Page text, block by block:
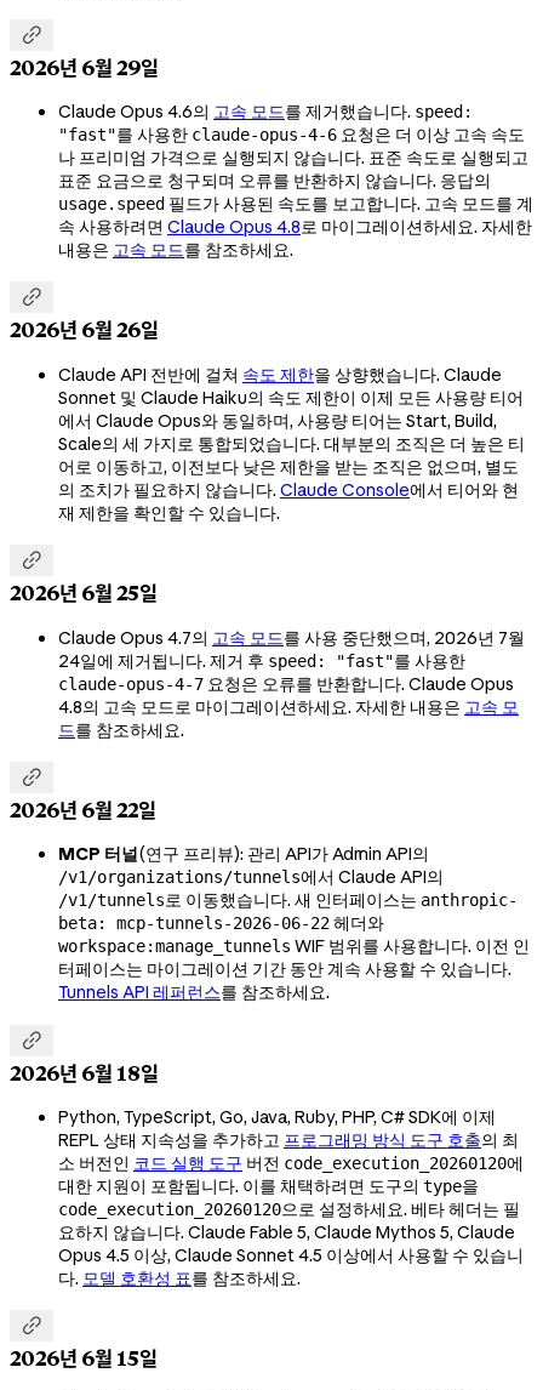

2026년 6월 29일
Claude Opus 4.6의 고속 모드를 제거했습니다. speed:
"fast"를 사용한 claude-opus-4-6 요청은 더 이상 고속 속도
나 프리미엄 가격으로 실행되지 않습니다. 표준 속도로 실행되고
표준 요금으로 청구되며 오류를 반환하지 않습니다. 응답의
usage.speed 필드가 사용된 속도를 보고합니다. 고속 모드를 계
속 사용하려면 Claude Opus 4.8로 마이그레이션하세요. 자세한
내용은 고속 모드를 참조하세요.

2026년 6월 26일
Claude API 전반에 걸쳐 속도 제한을 상향했습니다. Claude
Sonnet 및 Claude Haiku의 속도 제한이 이제 모든 사용량 티어
에서 Claude Opus와 동일하며, 사용량 티어는 Start, Build,
Scale의 세 가지로 통합되었습니다. 대부분의 조직은 더 높은 티
어로 이동하고, 이전보다 낮은 제한을 받는 조직은 없으며, 별도
의 조치가 필요하지 않습니다. Claude Console에서 티어와 현
재 제한을 확인할 수 있습니다.

2026년 6월 25일
Claude Opus 4.7의 고속 모드를 사용 중단했으며, 2026년 7월
24일에 제거됩니다. 제거 후 speed: "fast"를 사용한
claude-opus-4-7 요청은 오류를 반환합니다. Claude Opus
4.8의 고속 모드로 마이그레이션하세요. 자세한 내용은 고속 모
드를 참조하세요.

2026년 6월 22일
MCP 터널(연구 프리뷰): 관리 API가 Admin API의
/v1/organizations/tunnels에서 Claude API의
/v1/tunnels로 이동했습니다. 새 인터페이스는 anthropic-
beta: mcp-tunnels-2026-06-22헤더와
workspace:manage_tunnels WIF 범위를 사용합니다. 이전 인
터페이스는 마이그레이션 기간 동안 계속 사용할 수 있습니다.
Tunnels API 레퍼런스를 참조하세요.

2026년 6월 18일
Python, TypeScript, Go, Java, Ruby, PHP, C# SDK에 이제
REPL 상태 지속성을 추가하고 프로그래밍 방식 도구 호출의 최
소 버전인 코드 실행 도구 버전 code_execution_20260120에
대한 지원이 포함됩니다. 이를 채택하려면 도구의 type을
code_execution_20260120으로 설정하세요. 베타 헤더는 필
요하지 않습니다. Claude Fable 5, Claude Mythos 5, Claude
Opus 4.5 이상, Claude Sonnet 4.5 이상에서 사용할 수 있습니
다. 모델 호환성 표를 참조하세요.

2026년 6월 15일